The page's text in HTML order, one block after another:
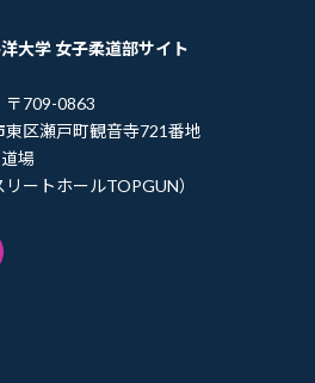
大学 女子柔道部サイト
709-0863
東区瀬戸町観音寺721番地
場
リートホールTOPGUN）